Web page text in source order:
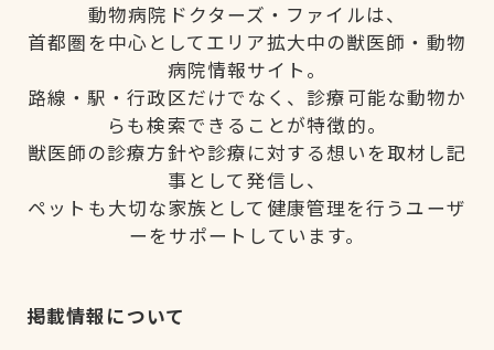
動物病院ドクターズ・ファイルは、
首都圏を中心としてエリア拡大中の獣医師・動物
病院情報サイト。
路線・駅・行政区だけでなく、診療可能な動物か
らも検索できることが特徴的。
獣医師の診療方針や診療に対する想いを取材し記
事として発信し、
ペットも大切な家族として健康管理を行うユーザ
ーをサポートしています。
掲載情報について